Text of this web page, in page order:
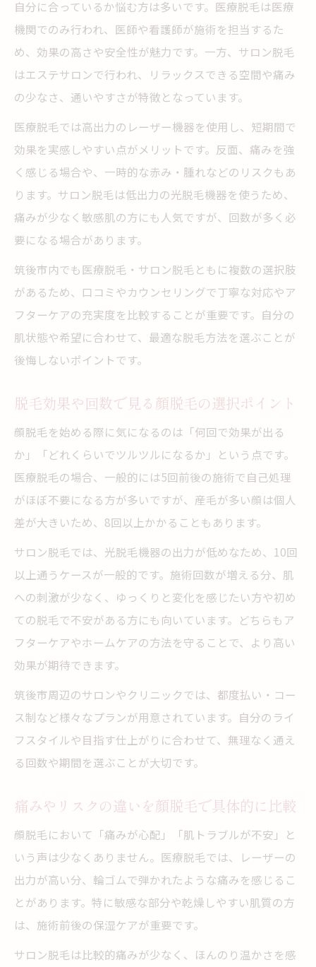
自分に合っているか悩む方は多いです。医療脱毛は医療
機関でのみ行われ、医師や看護師が施術を担当するた
め、効果の高さや安全性が魅力です。一方、サロン脱毛
はエステサロンで行われ、リラックスできる空間や痛み
の少なさ、通いやすさが特徴となっています。
医療脱毛では高出力のレーザー機器を使用し、短期間で
効果を実感しやすい点がメリットです。反面、痛みを強
く感じる場合や、一時的な赤み・腫れなどのリスクもあ
ります。サロン脱毛は低出力の光脱毛機器を使うため、
痛みが少なく敏感肌の方にも人気ですが、回数が多く必
要になる場合があります。
筑後市内でも医療脱毛・サロン脱毛ともに複数の選択肢
があるため、口コミやカウンセリングで丁寧な対応やア
フターケアの充実度を比較することが重要です。自分の
肌状態や希望に合わせて、最適な脱毛方法を選ぶことが
後悔しないポイントです。
脱毛効果や回数で見る顔脱毛の選択ポイント
顔脱毛を始める際に気になるのは「何回で効果が出る
か」「どれくらいでツルツルになるか」という点です。
医療脱毛の場合、一般的には5回前後の施術で自己処理
がほぼ不要になる方が多いですが、産毛が多い顔は個人
差が大きいため、8回以上かかることもあります。
サロン脱毛では、光脱毛機器の出力が低めなため、10回
以上通うケースが一般的です。施術回数が増える分、肌
への刺激が少なく、ゆっくりと変化を感じたい方や初め
ての脱毛で不安がある方にも向いています。どちらもア
フターケアやホームケアの方法を守ることで、より高い
効果が期待できます。
筑後市周辺のサロンやクリニックでは、都度払い・コー
ス制など様々なプランが用意されています。自分のライ
フスタイルや目指す仕上がりに合わせて、無理なく通え
る回数や期間を選ぶことが大切です。
痛みやリスクの違いを顔脱毛で具体的に比較
顔脱毛において「痛みが心配」「肌トラブルが不安」と
いう声は少なくありません。医療脱毛では、レーザーの
出力が高い分、輪ゴムで弾かれたような痛みを感じるこ
とがあります。特に敏感な部分や乾燥しやすい肌質の方
は、施術前後の保湿ケアが重要です。
サロン脱毛は比較的痛みが少なく、ほんのり温かさを感